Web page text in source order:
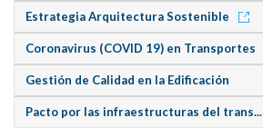
Estrategia Arquitectura Sostenible
Coronavirus (COVID 19) en Transportes
Gestión de Calidad en la Edificación
Pacto por las infraestructuras del trans...